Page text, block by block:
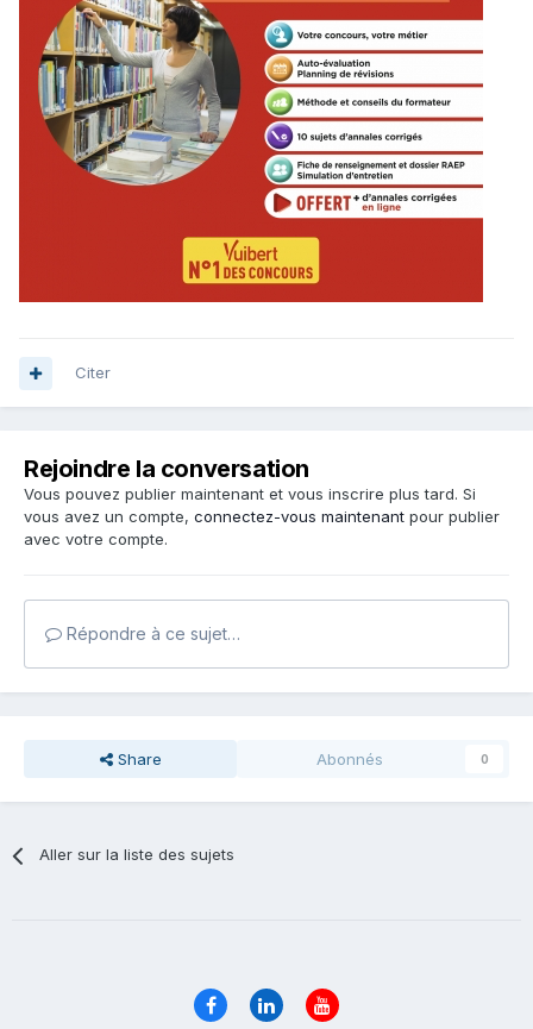
Citer
Rejoindre la conversation
Vous pouvez publier maintenant et vous inscrire plus tard. Si
vous avez un compte, connectez-vous maintenant pour publier
avec votre compte.
Répondre à ce sujet…
Share Abonnés 0
Aller sur la liste des sujets